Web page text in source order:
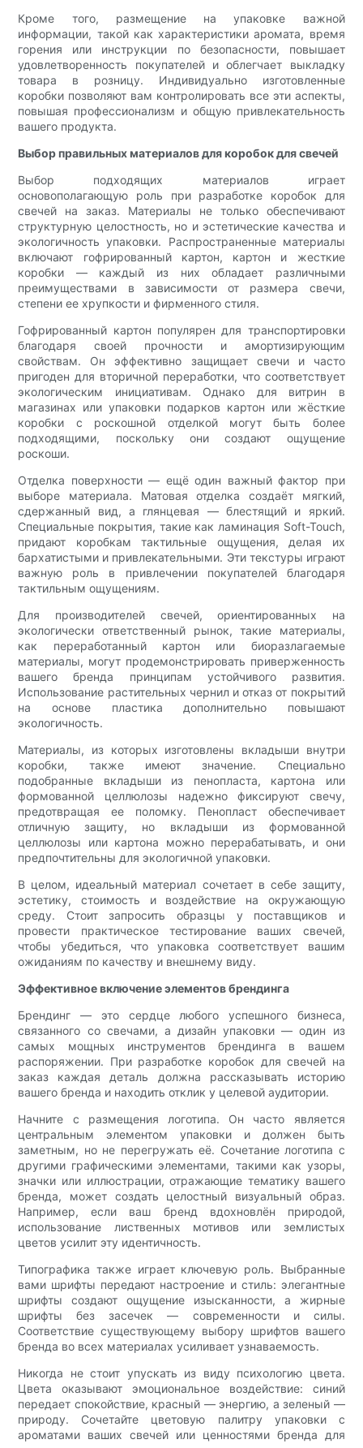
Кроме того, размещение на упаковке важной
информации, такой как характеристики аромата, время
горения или инструкции по безопасности, повышает
удовлетворенность покупателей и облегчает выкладку
товара в розницу. Индивидуально изготовленные
коробки позволяют вам контролировать все эти аспекты,
повышая профессионализм и общую привлекательность
вашего продукта.
Выбор правильных материалов для коробок для свечей
Выбор подходящих материалов играет
основополагающую роль при разработке коробок для
свечей на заказ. Материалы не только обеспечивают
структурную целостность, но и эстетические качества и
экологичность упаковки. Распространенные материалы
включают гофрированный картон, картон и жесткие
коробки — каждый из них обладает различными
преимуществами в зависимости от размера свечи,
степени ее хрупкости и фирменного стиля.
Гофрированный картон популярен для транспортировки
благодаря своей прочности и амортизирующим
свойствам. Он эффективно защищает свечи и часто
пригоден для вторичной переработки, что соответствует
экологическим инициативам. Однако для витрин в
магазинах или упаковки подарков картон или жёсткие
коробки с роскошной отделкой могут быть более
подходящими, поскольку они создают ощущение
роскоши.
Отделка поверхности — ещё один важный фактор при
выборе материала. Матовая отделка создаёт мягкий,
сдержанный вид, а глянцевая — блестящий и яркий.
Специальные покрытия, такие как ламинация Soft-Touch,
придают коробкам тактильные ощущения, делая их
бархатистыми и привлекательными. Эти текстуры играют
важную роль в привлечении покупателей благодаря
тактильным ощущениям.
Для производителей свечей, ориентированных на
экологически ответственный рынок, такие материалы,
как переработанный картон или биоразлагаемые
материалы, могут продемонстрировать приверженность
вашего бренда принципам устойчивого развития.
Использование растительных чернил и отказ от покрытий
на основе пластика дополнительно повышают
экологичность.
Материалы, из которых изготовлены вкладыши внутри
коробки, также имеют значение. Специально
подобранные вкладыши из пенопласта, картона или
формованной целлюлозы надежно фиксируют свечу,
предотвращая ее поломку. Пенопласт обеспечивает
отличную защиту, но вкладыши из формованной
целлюлозы или картона можно перерабатывать, и они
предпочтительны для экологичной упаковки.
В целом, идеальный материал сочетает в себе защиту,
эстетику, стоимость и воздействие на окружающую
среду. Стоит запросить образцы у поставщиков и
провести практическое тестирование ваших свечей,
чтобы убедиться, что упаковка соответствует вашим
ожиданиям по качеству и внешнему виду.
Эффективное включение элементов брендинга
Брендинг — это сердце любого успешного бизнеса,
связанного со свечами, а дизайн упаковки — один из
самых мощных инструментов брендинга в вашем
распоряжении. При разработке коробок для свечей на
заказ каждая деталь должна рассказывать историю
вашего бренда и находить отклик у целевой аудитории.
Начните с размещения логотипа. Он часто является
центральным элементом упаковки и должен быть
заметным, но не перегружать её. Сочетание логотипа с
другими графическими элементами, такими как узоры,
значки или иллюстрации, отражающие тематику вашего
бренда, может создать целостный визуальный образ.
Например, если ваш бренд вдохновлён природой,
использование лиственных мотивов или землистых
цветов усилит эту идентичность.
Типографика также играет ключевую роль. Выбранные
вами шрифты передают настроение и стиль: элегантные
шрифты создают ощущение изысканности, а жирные
шрифты без засечек — современности и силы.
Соответствие существующему выбору шрифтов вашего
бренда во всех материалах усиливает узнаваемость.
Никогда не стоит упускать из виду психологию цвета.
Цвета оказывают эмоциональное воздействие: синий
передает спокойствие, красный — энергию, а зеленый —
природу. Сочетайте цветовую палитру упаковки с
ароматами ваших свечей или ценностями бренда для